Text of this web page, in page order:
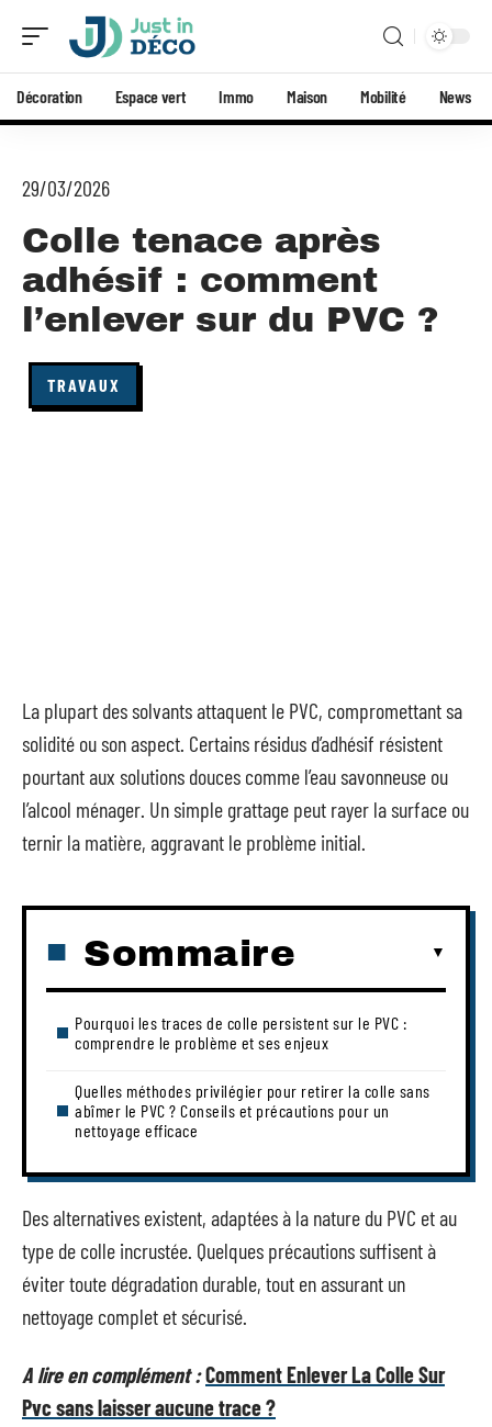
Décoration Espace vert Immo Maison Mobilité News
29/03/2026
Colle tenace après
adhésif : comment
l’enlever sur du PVC ?
TRAVAUX
La plupart des solvants attaquent le PVC, compromettant sa
solidité ou son aspect. Certains résidus d’adhésif résistent
pourtant aux solutions douces comme l’eau savonneuse ou
l’alcool ménager. Un simple grattage peut rayer la surface ou
ternir la matière, aggravant le problème initial.
Sommaire
Pourquoi les traces de colle persistent sur le PVC :
comprendre le problème et ses enjeux
Quelles méthodes privilégier pour retirer la colle sans
abîmer le PVC ? Conseils et précautions pour un
nettoyage efficace
Des alternatives existent, adaptées à la nature du PVC et au
type de colle incrustée. Quelques précautions suffisent à
éviter toute dégradation durable, tout en assurant un
nettoyage complet et sécurisé.
A lire en complément :Comment Enlever La Colle Sur
Pvc sans laisser aucune trace ?